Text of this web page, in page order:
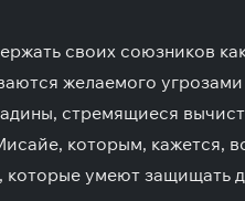
своих союзников
желаемого
стремящиеся
которым, кажется,
умеют защищать